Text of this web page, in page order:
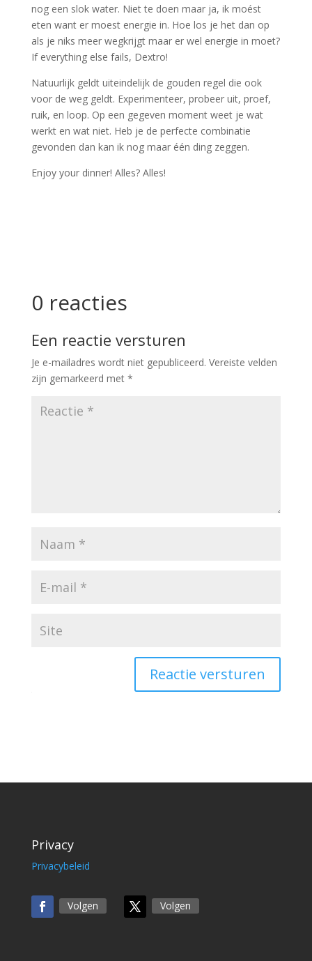
nog een slok water. Niet te doen maar ja, ik moést
eten want er moest energie in. Hoe los je het dan op
als je niks meer wegkrijgt maar er wel energie in moet?
If everything else fails, Dextro!
Natuurlijk geldt uiteindelijk de gouden regel die ook
voor de weg geldt. Experimenteer, probeer uit, proef,
ruik, en loop. Op een gegeven moment weet je wat
werkt en wat niet. Heb je de perfecte combinatie
gevonden dan kan ik nog maar één ding zeggen.
Enjoy your dinner! Alles? Alles!
0 reacties
Een reactie versturen
Je e-mailadres wordt niet gepubliceerd. Vereiste velden
zijn gemarkeerd met *
Reactie versturen
Privacy
Privacybeleid
Volgen Volgen